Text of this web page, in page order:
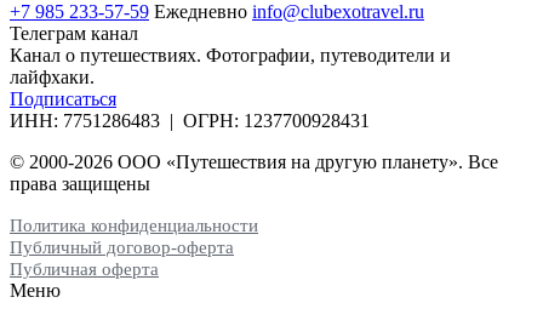
+7 985 233-57-59 Ежедневно info@clubexotravel.ru
Телеграм канал
Канал о путешествиях. Фотографии, путеводители и
лайфхаки.
Подписаться
ИНН: 7751286483 | ОГРН: 1237700928431
© 2000-2026 ООО «Путешествия на другую планету». Все
права защищены
Политика конфиденциальности
Публичный договор-оферта
Публичная оферта
Меню